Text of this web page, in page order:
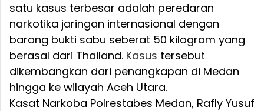
satu kasus terbesar adalah peredaran
narkotika jaringan internasional dengan
barang bukti sabu seberat 50 kilogram yang
berasal dari Thailand. Kasus tersebut
dikembangkan dari penangkapan di Medan
hingga ke wilayah Aceh Utara.
Kasat Narkoba Polrestabes Medan, Rafly Yusuf